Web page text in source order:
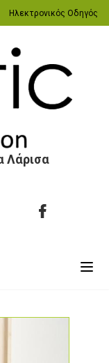
Ηλεκτρονικός Οδηγός
Λάρισα